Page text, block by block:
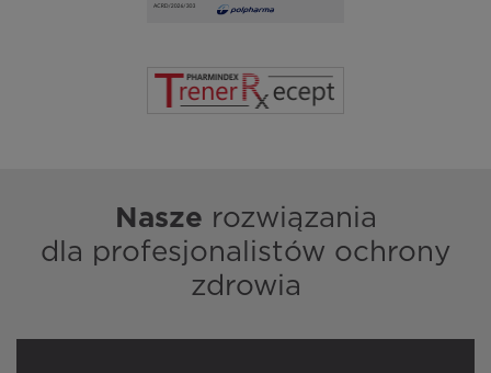
Nasze rozwiązania
dla profesjonalistów ochrony
zdrowia